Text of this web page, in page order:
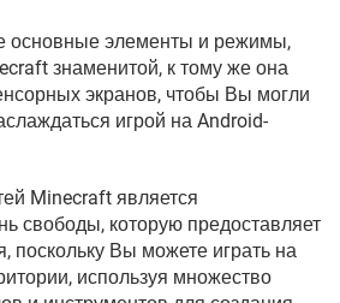
основные элементы и режимы,
знаменитой, к тому же она
экранов, чтобы Вы могли
игрой на Android-
Minecraft является
свободы, которую предоставляет
Вы можете играть на
используя множество